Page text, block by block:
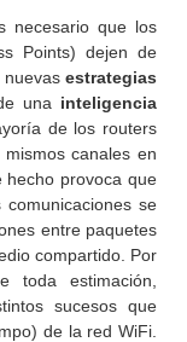
necesario que los
Points) dejen de
nuevas estrategias
una inteligencia
de los routers
canales en
hecho provoca que
se
entre paquetes
compartido. Por
toda estimación,
sucesos que
de la red WiFi.